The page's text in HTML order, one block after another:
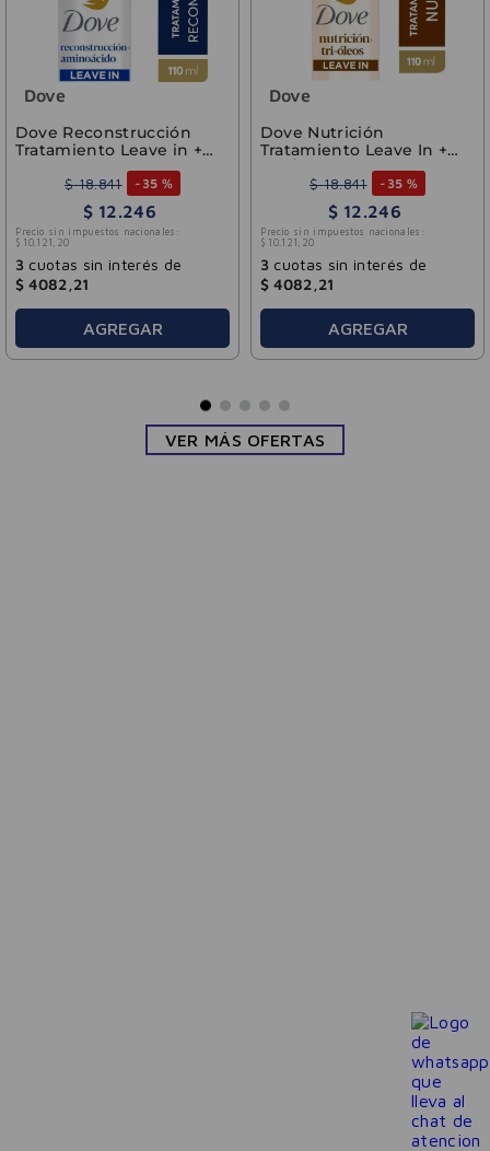
Dove
Dove Reconstrucción
Tratamiento Leave in +
Aminoácidos 110ml
$ 18.841 - 35 %
$ 12.246
Precio sin impuestos nacionales:
$ 10.121 , 20
3 cuotas sin interés de
$ 4082 21
AGREGAR
Dove
Dove Nutrición
Tratamiento Leave In +
Tri-Óleos 110 ml
$ 18.841 - 35 %
$ 12.246
Precio sin impuestos nacionales:
$ 10.121 , 20
3 cuotas sin interés de
$ 4082 21
AGREGAR
VER MÁS OFERTAS